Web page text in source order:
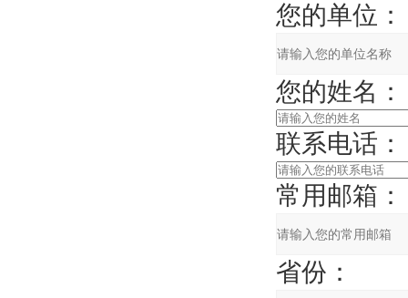
您的单位：
您的姓名：
联系电话：
常用邮箱：
省份：